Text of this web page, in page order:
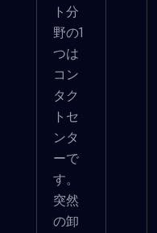
ト分
野の1
つは
コン
タク
トセ
ンタ
ーで
す。
突然
の卸